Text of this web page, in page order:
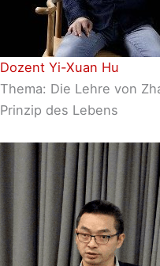
Dozent Yi-Xuan Hu
Thema: Die Lehre von
Prinzip des Lebens